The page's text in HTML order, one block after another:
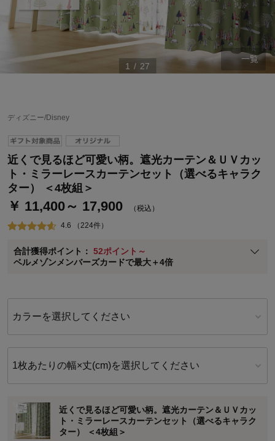
1 / 27
一覧
ディズニー/Disney
近くで見るほど可愛い柄。遮光カーテン＆ＵＶカッ
ト・ミラーレースカーテンセット（選べるキャラク
ター） ＜4枚組＞
￥ 11,400～ 17,900 （税込）
4.6 （224件）
合計獲得ポイント： 52ポイント～
ベルメゾンメンバーズカードで最大＋4倍
さらにポイント還元最大16倍！
ベルメゾンご優待サービスについて
ベルメゾン・ポイントについて
通常商品送料無料 返品引取無料（JCBのみ）
即時入会なら更に500円OFFクーポンプレゼント
※メンバーズカードの加算ポイントはステージ倍率適用前の基本ポイント
に対して適用されます。
カラーを選択してください
1枚あたりの幅×丈(cm)を選択してください
近くで見るほど可愛い柄。遮光カーテン＆ＵＶカッ
ト・ミラーレースカーテンセット（選べるキャラク
ター） ＜4枚組＞